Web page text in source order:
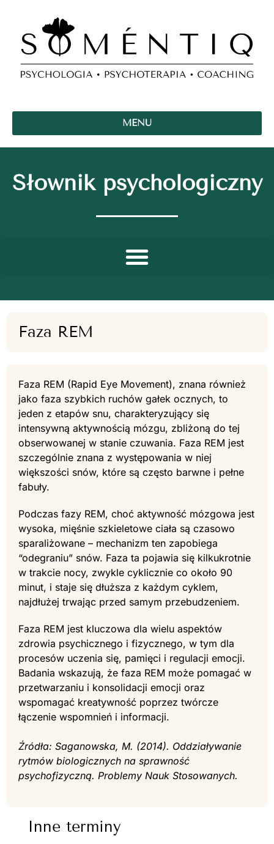
MENU
Słownik psychologiczny
Faza REM
Faza REM (Rapid Eye Movement), znana również
jako faza szybkich ruchów gałek ocznych, to
jeden z etapów snu, charakteryzujący się
intensywną aktywnością mózgu, zbliżoną do tej
obserwowanej w stanie czuwania. Faza REM jest
szczególnie znana z występowania w niej
większości snów, które są często barwne i pełne
fabuły.
Podczas fazy REM, choć aktywność mózgowa jest
wysoka, mięśnie szkieletowe ciała są czasowo
sparaliżowane – mechanizm ten zapobiega
“odegraniu” snów. Faza ta pojawia się kilkukrotnie
w trakcie nocy, zwykle cyklicznie co około 90
minut, i staje się dłuższa z każdym cyklem,
najdłużej trwając przed samym przebudzeniem.
Faza REM jest kluczowa dla wielu aspektów
zdrowia psychicznego i fizycznego, w tym dla
procesów uczenia się, pamięci i regulacji emocji.
Badania wskazują, że faza REM może pomagać w
przetwarzaniu i konsolidacji emocji oraz
wspomagać kreatywność poprzez twórcze
łączenie wspomnień i informacji.
Źródła: Saganowska, M. (2014). Oddziaływanie
rytmów biologicznych na sprawność
psychofizyczną. Problemy Nauk Stosowanych.
Inne terminy